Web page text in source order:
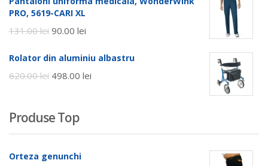
PRO, 5619-CARI XL
131.00lei 90.00 lei
Rolator din aluminiu albastru
620.00lei 498.00 lei
Produse Top
Orteza genunchi